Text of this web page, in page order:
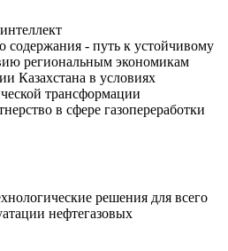
содержания - путь к устойчивому
региональным экономикам
Казахстана в условиях
трансформации
в сфере газопереработки
решения для всего
нефтегазовых